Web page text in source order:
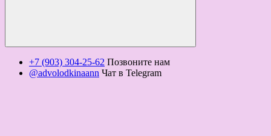
+7 (903) 304-25-62 Позвоните нам
@advolodkinaann Чат в Telegram